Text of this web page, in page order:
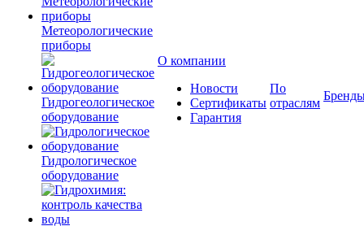
Метеорологические
приборы
Гидрогеологическое
оборудование
Гидрологическое
оборудование
О компании
Новости
Сертификаты
Гарантия
По
отраслям